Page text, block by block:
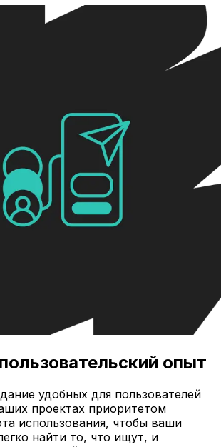
опыт
удобных для пользователей
проектах приоритетом
использования, чтобы ваши
найти то, что ищут, и